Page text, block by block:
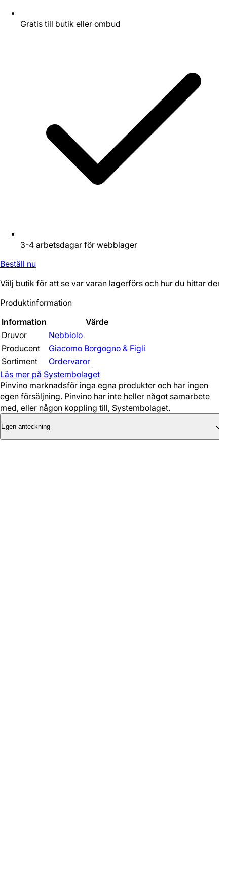
Gratis till butik eller ombud
3-4 arbetsdagar för webblager
Beställ nu
Välj butik för att se var varan lagerförs och hur du hittar den.
Produktinformation
Information
Värde
Druvor
Nebbiolo
Producent
Giacomo Borgogno & Figli
Sortiment
Ordervaror
Läs mer på Systembolaget
Pinvino marknadsför inga egna produkter och har ingen
egen försäljning. Pinvino har inte heller något samarbete
med, eller någon koppling till, Systembolaget.
Egen anteckning